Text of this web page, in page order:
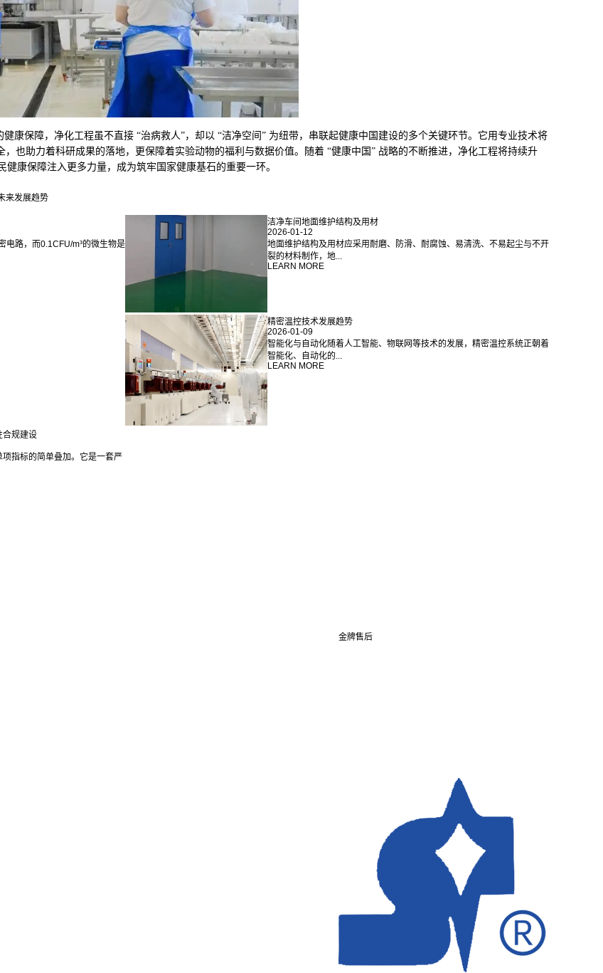
康保障，净化工程虽不直接 “治病救人”，却以 “洁净空间” 为纽带，串联起健康中国建设的多个关键环节。它用专业技术将
，也助力着科研成果的落地，更保障着实验动物的福利与数据价值。随着 “健康中国” 战略的不断推进，净化工程将持续升
康保障注入更多力量，成为筑牢国家健康基石的重要一环。
来发展趋势
电路，而0.1CFU/m³的微生物是
洁净车间地面维护结构及用材
2026-01-12
地面维护结构及用材应采用耐磨、防滑、耐腐蚀、易清洗、不易起尘与不开
裂的材料制作，地...
LEARN MORE
精密温控技术发展趋势
2026-01-09
智能化与自动化随着人工智能、物联网等技术的发展，精密温控系统正朝着
智能化、自动化的...
LEARN MORE
合规建设
指标的简单叠加。它是一套严
金牌售后